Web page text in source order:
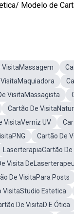
Modelo de
VisitaMassagem
VisitaMassagista
Cartão De
VisitaVerniz UV
Cartão De
LaserterapiaCartão
Visita
De VisitaPara Posts
VisitaStudio Estetica
De VisitaD E Ótica